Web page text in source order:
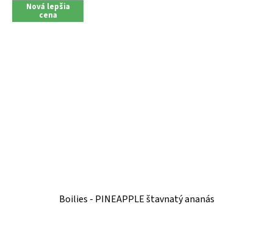
Nová lepšia
cena
Boilies - PINEAPPLE štavnatý ananás